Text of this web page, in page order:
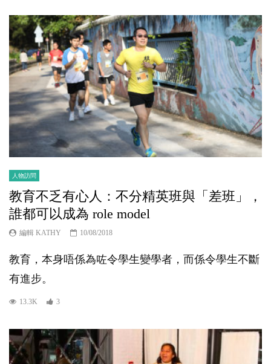
人物訪問
教育不乏有心人：不分精英班與「差班」，
誰都可以成為 role model
編輯 KATHY 10/08/2018
教育，本身唔係為咗令學生變學者，而係令學生不斷
有進步。
13.3K 3